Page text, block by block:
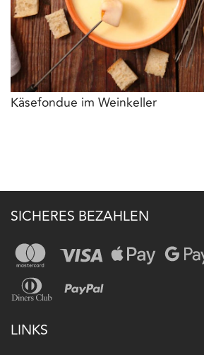
Käsefondue im Weinkeller
SICHERES BEZAHLEN
LINKS